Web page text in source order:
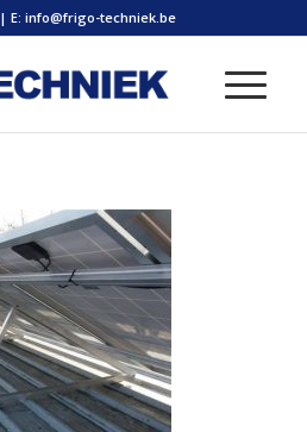
|E: info@frigo-techniek.be